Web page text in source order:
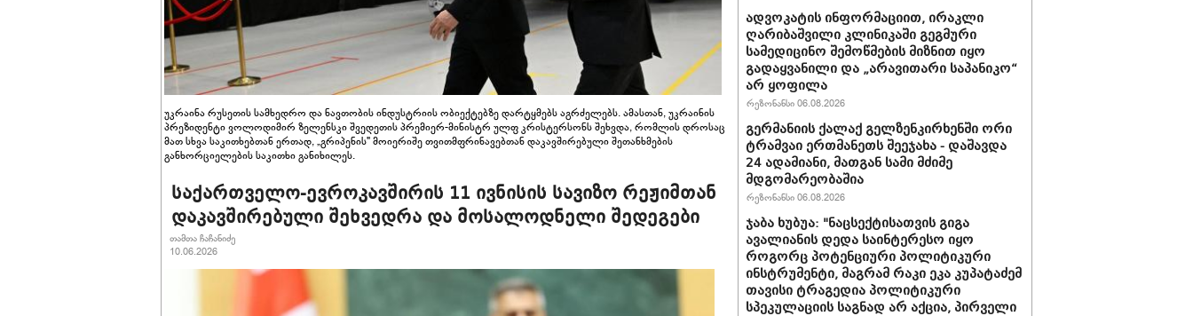
უკრაინა რუსეთის სამხედრო და ნავთობის ინდუსტრიის ობიექტებზე დარტყმებს აგრძელებს. ამასთან, უკრაინის
პრეზიდენტი ვოლოდიმირ ზელენსკი შვედეთის პრემიერ-მინისტრ ულფ კრისტერსონს შეხვდა, რომლის დროსაც
მათ სხვა საკითხებთან ერთად, „გრიპენის" მოიერიშე თვითმფრინავებთან დაკავშირებული შეთანხმების
განხორციელების საკითხი განიხილეს.
საქართველო-ევროკავშირის 11 ივნისის სავიზო რეჟიმთან
დაკავშირებული შეხვედრა და მოსალოდნელი შედეგები
თამთა ჩაჩანიძე
10.06.2026
ადვოკატის ინფორმაციით, ირაკლი
ღარიბაშვილი კლინიკაში გეგმური
სამედიცინო შემოწმების მიზნით იყო
გადაყვანილი და „არავითარი საპანიკო“
არ ყოფილა
რეზონანსი 06.08.2026
გერმანიის ქალაქ გელზენკირხენში ორი
ტრამვაი ერთმანეთს შეეჯახა - დაშავდა
24 ადამიანი, მათგან სამი მძიმე
მდგომარეობაშია
რეზონანსი 06.08.2026
ჯაბა ხუბუა: "ნაცსექტისათვის გიგა
ავალიანის დედა საინტერესო იყო
როგორც პოტენციური პოლიტიკური
ინსტრუმენტი, მაგრამ რაკი ეკა კუპატაძემ
თავისი ტრაგედია პოლიტიკური
სპეკულაციის საგნად არ აქცია, პირველი